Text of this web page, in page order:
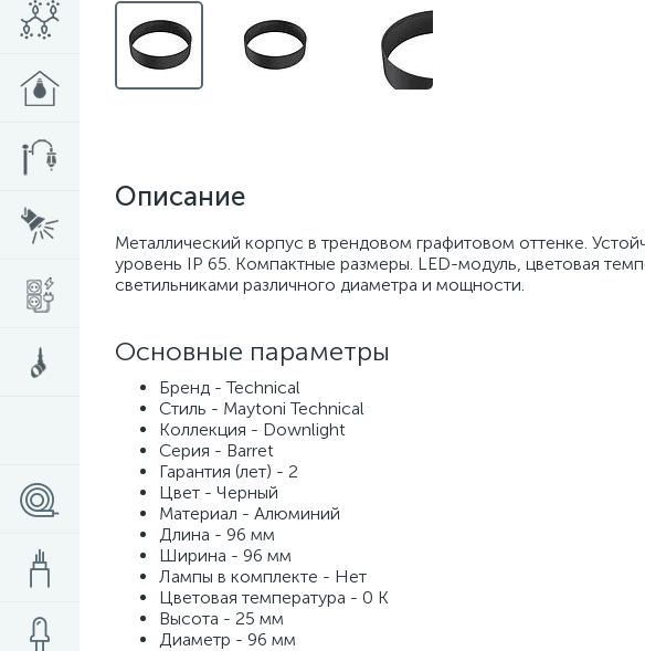
Описание
Металлический корпус в трендовом графитовом оттенке.
уровень IP 65. Компактные размеры. LED-модуль, цветовая
светильниками различного диаметра и мощности.
Основные параметры
Бренд - Technical
Стиль - Maytoni Technical
Коллекция - Downlight
Серия - Barret
Гарантия (лет) - 2
Цвет - Черный
Материал - Алюминий
Длина - 96 мм
Ширина - 96 мм
Лампы в комплекте - Нет
Цветовая температура - 0 K
Высота - 25 мм
Диаметр - 96 мм